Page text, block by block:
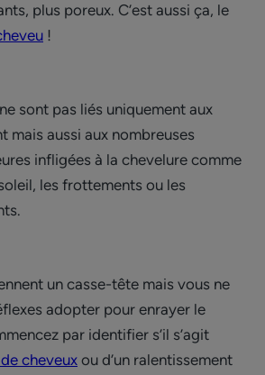
plus poreux. C’est aussi ça, le
!
sont pas liés uniquement aux
mais aussi aux nombreuses
infligées à la chevelure comme
les frottements ou les
un casse-tête mais vous ne
adopter pour enrayer le
par identifier s’il s’agit
cheveux ou d’un ralentissement